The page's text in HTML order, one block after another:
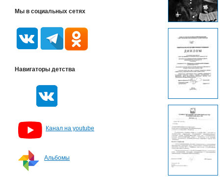
Мы в социальных сетях
Навигаторы детства
Канал на youtube
Альбомы